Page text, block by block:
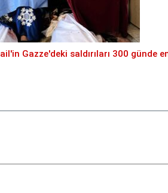
Gazze'deki saldırıları 300 günde